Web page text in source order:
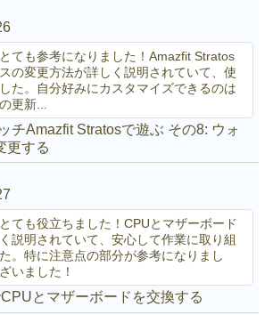
ても参考になりました！Amazfit Stratos
の変更方法が詳しく説明されていて、使
た。自分好みにカスタマイズできるのは
更新...
チAmazfit Stratosで遊ぶ その8: ウォ
更する
ても役立ちました！CPUとマザーボード
説明されていて、安心して作業に取り組
。特に注意点の部分が参考になりまし
いました！
とマザーボードを交換する